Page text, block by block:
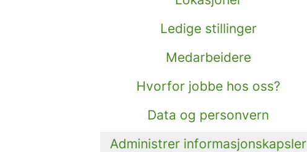
Ledige stillinger
Medarbeidere
Hvorfor jobbe hos oss?
Data og personvern
Administrer informasjonskapsler